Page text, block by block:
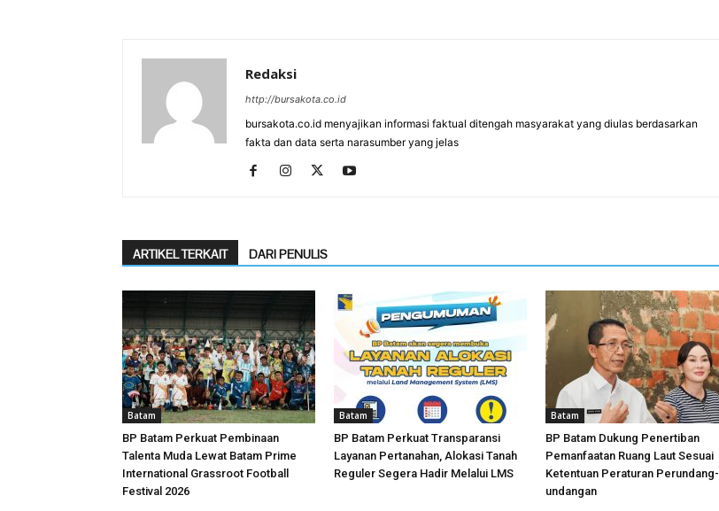
Redaksi
http://bursakota.co.id
bursakota.co.id menyajikan informasi faktual ditengah masyarakat yang diulas berdasarkan
fakta dan data serta narasumber yang jelas
ARTIKEL TERKAIT DARI PENULIS
Batam
BP Batam Perkuat Pembinaan
Talenta Muda Lewat Batam Prime
International Grassroot Football
Festival 2026
Batam
BP Batam Perkuat Transparansi
Layanan Pertanahan, Alokasi Tanah
Reguler Segera Hadir Melalui LMS
Batam
BP Batam Dukung Penertiban
Pemanfaatan Ruang Laut Sesuai
Ketentuan Peraturan Perundang-
undangan